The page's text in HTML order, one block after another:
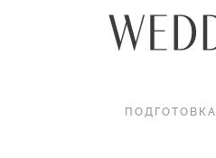
ПОДГОТОВКА